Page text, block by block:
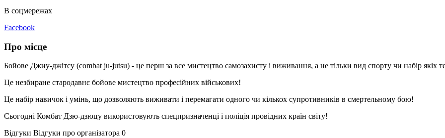
В соцмережах
Facebook
Про місце
Бойове Джиу-джітcу (combat ju-jutsu) - це перш за все мистецтво самозахисту і виживання, а не тільки вид спорту чи набір якіх
Це незбиране стародавнє бойове мистецтво професійних військових!
Це набір навичок і умінь, що дозволяють виживати і перемагати одного чи кількох супротивників в смертельному бою!
Сьогодні Комбат Дзю-дзюцу використовують спецпризначенці і поліція провідних країн світу!
Відгуки Відгуки про організатора 0